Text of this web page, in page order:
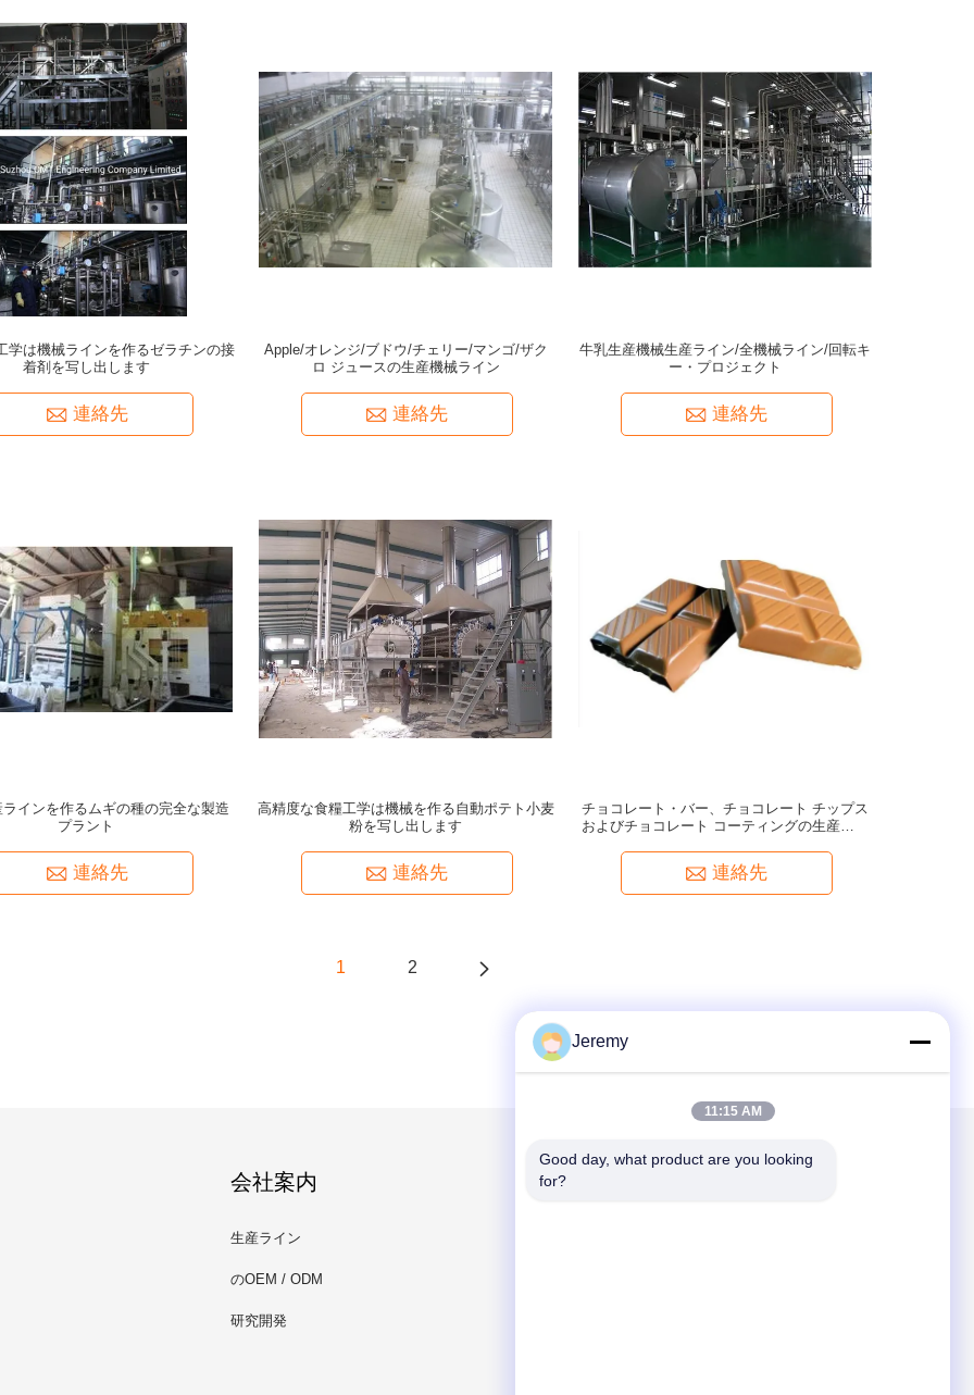
学は機械ラインを作るゼラチンの接
着剤を写し出します
連絡先
Apple/オレンジ/ブドウ/チェリー/マンゴ/ザク
ロ ジュースの生産機械ライン
連絡先
牛乳生産機械生産ライン/全機械ライン/回転キ
ー・プロジェクト
連絡先
インを作るムギの種の完全な製造
プラント
連絡先
高精度な食糧工学は機械を作る自動ポテト小麦
粉を写し出します
連絡先
チョコレート・バー、チョコレート チップス
およびチョコレート コーティングの生産ライ
連絡先
1 2
会社案内
生産ライン
のOEM / ODM
研究開発
メールでお問い合わせ
Jeremy
11:15 AM
Good day, what product are you looking
for?